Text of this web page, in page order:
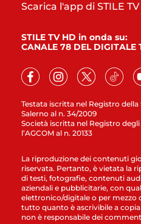
Testata iscritta nel Registro
Salerno al n. 34/2009
Società iscritta nel Registro
l’AGCOM al n. 20133
Scarica l'app di STILE
STILE TV HD in onda su:
CANALE 78 DEL DIGITALE
La riproduzione dei contenuti
riservata. Pertanto, è vietata la
di testi, fotografie, contenuti
aziendali e pubblicitarie, con
elettronico/digitale o per mezzo
tutto quanto è ascrivibile a
non è responsabile dei